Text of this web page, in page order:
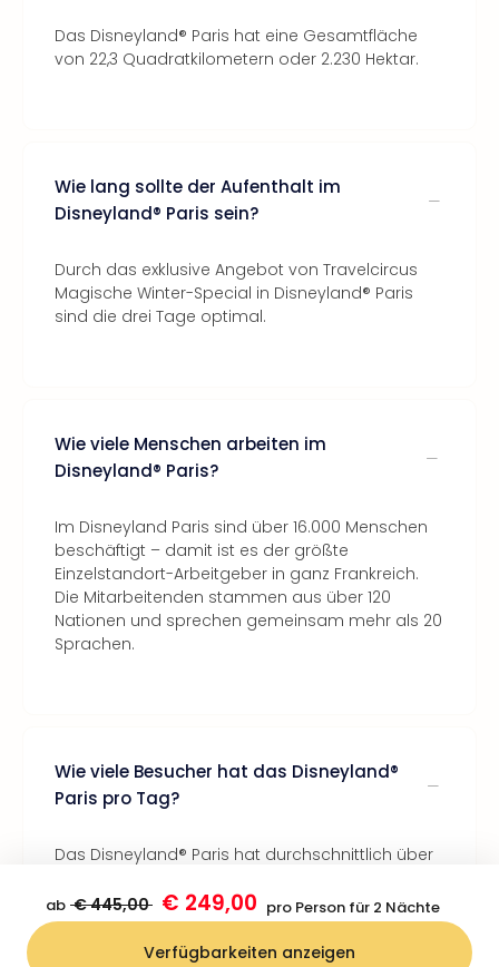
Das Disneyland® Paris hat eine Gesamtfläche
von 22,3 Quadratkilometern oder 2.230 Hektar.
Wie lang sollte der Aufenthalt im
Disneyland® Paris sein?
Durch das exklusive Angebot von Travelcircus
Magische Winter-Special in Disneyland® Paris
sind die drei Tage optimal.
Wie viele Menschen arbeiten im
Disneyland® Paris?
Im Disneyland Paris sind über 16.000 Menschen
beschäftigt – damit ist es der größte
Einzelstandort-Arbeitgeber in ganz Frankreich.
Die Mitarbeitenden stammen aus über 120
Nationen und sprechen gemeinsam mehr als 20
Sprachen.
Wie viele Besucher hat das Disneyland®
Paris pro Tag?
Das Disneyland® Paris hat durchschnittlich über
Besucher jährlich entspricht.
ab € 445,00 € 249,00 pro Person für 2 Nächte
Verfügbarkeiten anzeigen